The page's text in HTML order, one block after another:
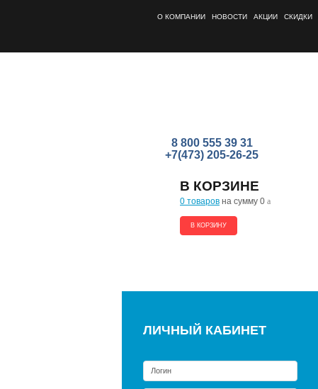
О КОМПАНИИ НОВОСТИ АКЦИИ СКИДКИ
8 800 555 39 31
+7(473) 205-26-25
В КОРЗИНЕ
0 товаров на сумму 0 a
В КОРЗИНУ
ЛИЧНЫЙ КАБИНЕТ